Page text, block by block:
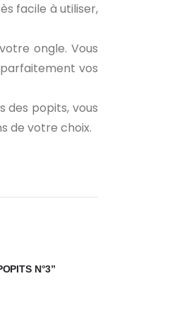
facile à utiliser,
ongle. Vous
vos
des popits, vous
de votre choix.
N°3”